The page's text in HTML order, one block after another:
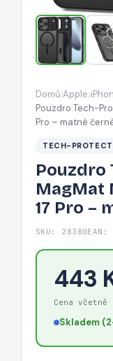
Domů/Apple/
Pouzdro Tech-
Pro – matné
TECH-PROTECT
Pouzdro
MagMat
17 Pro –
SKU: 28380EAN:
443
Cena včetně
Skladem